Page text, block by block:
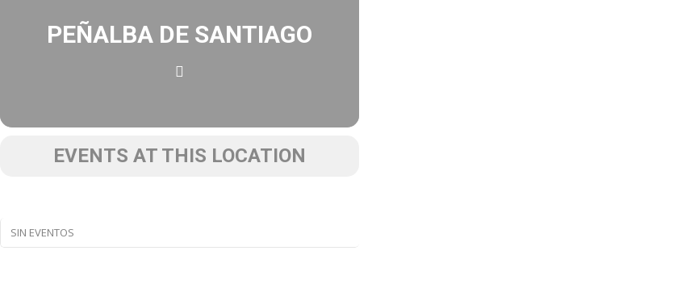
PEÑALBA DE SANTIAGO
EVENTS AT THIS LOCATION
SIN EVENTOS